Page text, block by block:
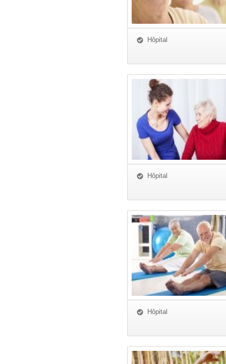
Hôpital
Hôpital
Hôpital